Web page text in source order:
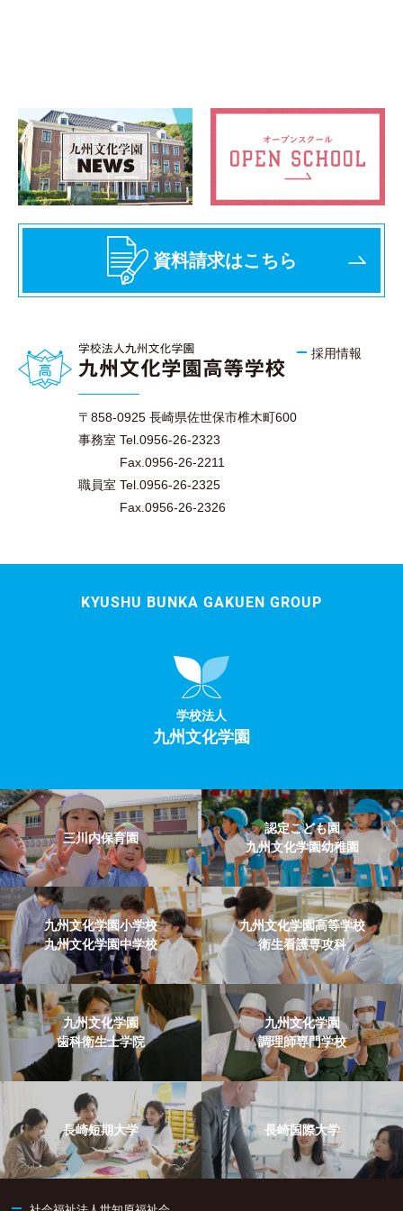
資料請求はこちら
〒858-0925 長崎県佐世保市椎木町600
事務室 Tel.0956-26-2323
Fax.0956-26-2211
職員室 Tel.0956-26-2325
Fax.0956-26-2326
採用情報
KYUSHU BUNKA GAKUEN GROUP
学校法人
九州文化学園
三川内保育園
認定こども園
九州文化学園幼稚園
九州文化学園小学校
九州文化学園中学校
九州文化学園高等学校
衛生看護専攻科
九州文化学園
歯科衛生士学院
九州文化学園
調理師専門学校
長崎短期大学 長崎国際大学